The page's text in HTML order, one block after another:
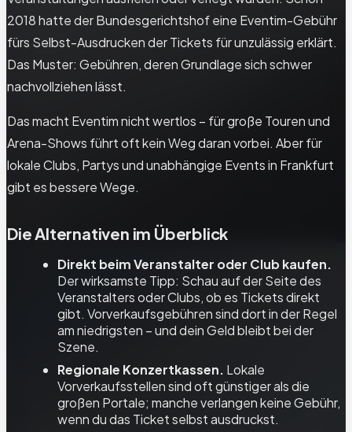
2018 hatte der Bundesgerichtshof eine Eventim-Gebühr
fürs Selbst-Ausdrucken der Tickets für unzulässig erklärt.
Das Muster: Gebühren, deren Grundlage sich schwer
nachvollziehen lässt.
Das macht Eventim nicht wertlos – für große Touren und
Arena-Shows führt oft kein Weg daran vorbei. Aber für
lokale Clubs, Partys und unabhängige Events in Frankfurt
gibt es bessere Wege.
Die Alternativen im Überblick
Direkt beim Veranstalter oder Club kaufen.
Der wirksamste Tipp: Schau auf der Seite des
Veranstalters oder Clubs, ob es Tickets direkt
gibt. Vorverkaufsgebühren sind dort in der Regel
am niedrigsten – und dein Geld bleibt bei der
Szene.
Regionale Konzertkassen. Lokale
Vorverkaufsstellen sind oft günstiger als die
großen Portale; manche verlangen keine Gebühr,
wenn du das Ticket selbst ausdruckst.